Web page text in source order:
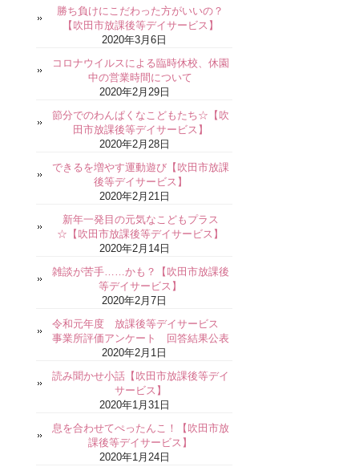
勝ち負けにこだわった方がいいの？
【吹田市放課後等デイサービス】
2020年3月6日
コロナウイルスによる臨時休校、休園
中の営業時間について
2020年2月29日
節分でのわんぱくなこどもたち☆【吹
田市放課後等デイサービス】
2020年2月28日
できるを増やす運動遊び【吹田市放課
後等デイサービス】
2020年2月21日
新年一発目の元気なこどもプラス
☆【吹田市放課後等デイサービス】
2020年2月14日
雑談が苦手……かも？【吹田市放課後
等デイサービス】
2020年2月7日
令和元年度 放課後等デイサービス
事業所評価アンケート 回答結果公表
2020年2月1日
読み聞かせ小話【吹田市放課後等デイ
サービス】
2020年1月31日
息を合わせてぺったんこ！【吹田市放
課後等デイサービス】
2020年1月24日